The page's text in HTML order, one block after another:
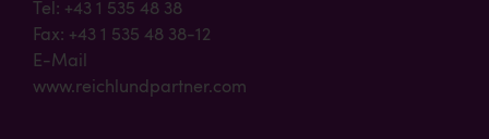
Tel: +43 1 535 48 38
Fax: +43 1 535 48 38-12
E-Mail
www.reichlundpartner.com